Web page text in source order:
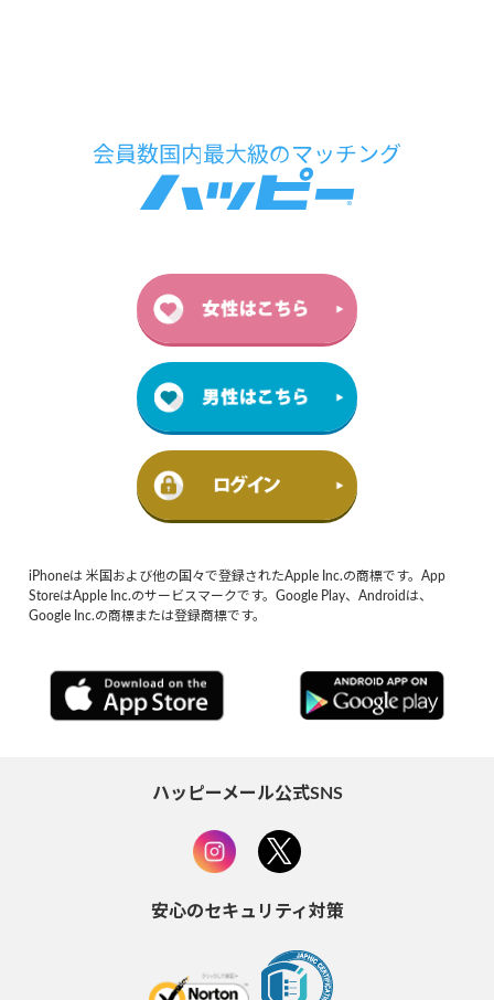
iPhoneは 米国および他の国々で登録されたApple Inc.の商標です。App
StoreはApple Inc.のサービスマークです。Google Play、Androidは、
Google Inc.の商標または登録商標です。
ハッピーメール公式SNS
安心のセキュリティ対策